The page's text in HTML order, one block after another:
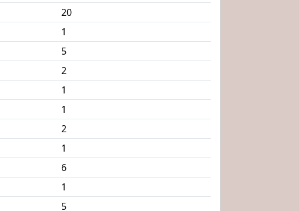
20
1
5
2
1
1
2
1
6
1
5